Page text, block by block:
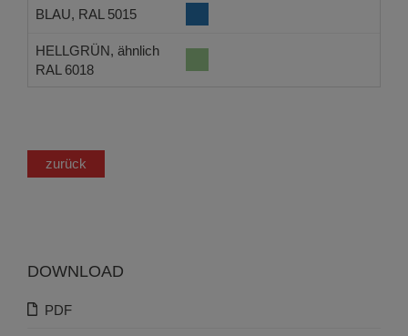
BLAU, RAL 5015
HELLGRÜN, ähnlich
RAL 6018
zurück
DOWNLOAD
PDF